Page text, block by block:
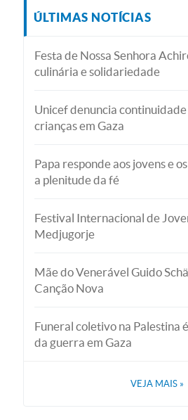
ÚLTIMAS NOTÍCIAS
Festa de Nossa Senhora
culinária e solidariedade
Unicef denuncia
crianças em Gaza
Papa responde aos jovens e
a plenitude da fé
Festival Internacional de
Medjugorje
Mãe do Venerável Guido
Canção Nova
Funeral coletivo na Palestina
da guerra em Gaza
VEJA MAIS »